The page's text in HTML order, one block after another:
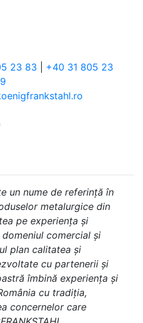
23 83
+40 31 805 23
un nume de referință în
metalurgice din
pe experiența și
comercial și
plan calitatea și
cu partenerii și
îmbină experiența și
cu tradiția,
concernelor care